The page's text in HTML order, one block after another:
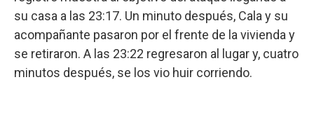
su casa a las 23:17. Un minuto después, Cala y su
acompañante pasaron por el frente de la vivienda y
se retiraron. A las 23:22 regresaron al lugar y, cuatro
minutos después, se los vio huir corriendo.